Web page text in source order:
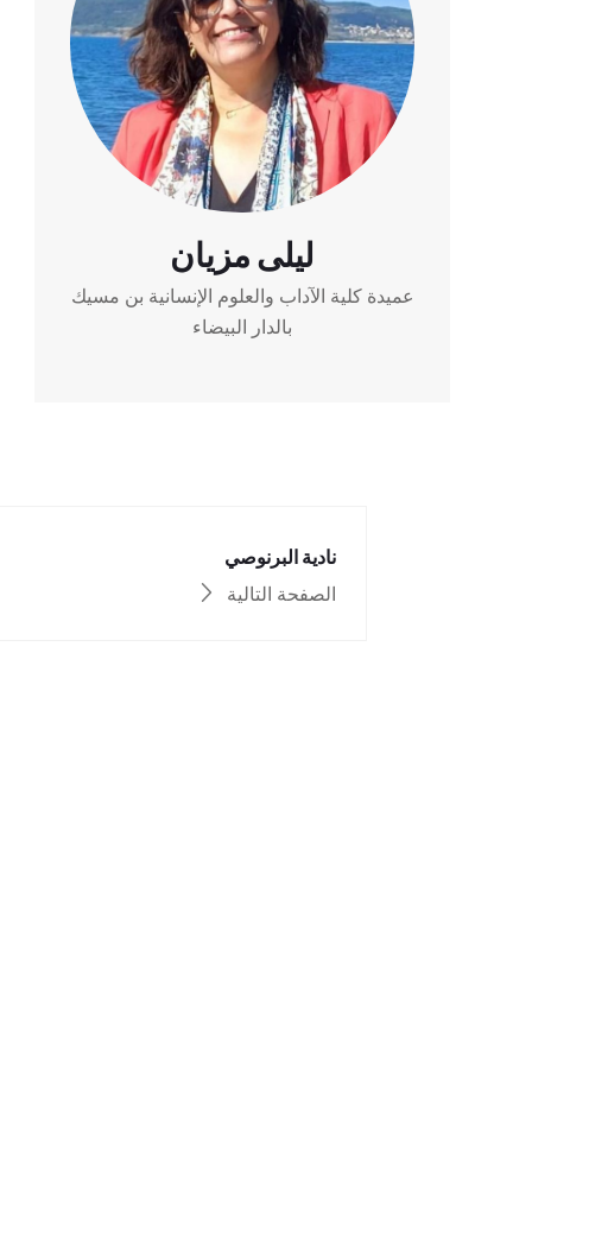
ليلى مزيان
عميدة كلية الآداب والعلوم الإنسانية بن مسيك
بالدار البيضاء
نادية البرنوصي
الصفحة التالية